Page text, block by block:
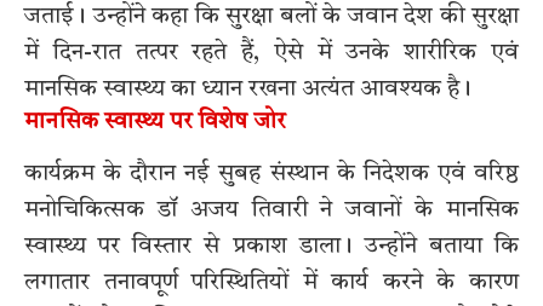
जताई। उन्होंने कहा कि सुरक्षा बलों के जवान देश की सुरक्षा
में दिन-रात तत्पर रहते हैं, ऐसे में उनके शारीरिक एवं
मानसिक स्वास्थ्य का ध्यान रखना अत्यंत आवश्यक है।
मानसिक स्वास्थ्य पर विशेष जोर
कार्यक्रम के दौरान नई सुबह संस्थान के निदेशक एवं वरिष्ठ
मनोचिकित्सक डॉ अजय तिवारी ने जवानों के मानसिक
स्वास्थ्य पर विस्तार से प्रकाश डाला। उन्होंने बताया कि
लगातार तनावपूर्ण परिस्थितियों में कार्य करने के कारण